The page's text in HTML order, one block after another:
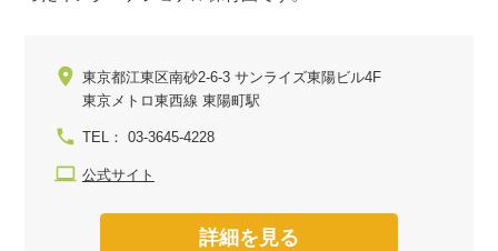
東京都江東区南砂2-6-3 サンライズ東陽ビル4F
東京メトロ東西線 東陽町駅
TEL： 03-3645-4228
公式サイト
詳細を見る